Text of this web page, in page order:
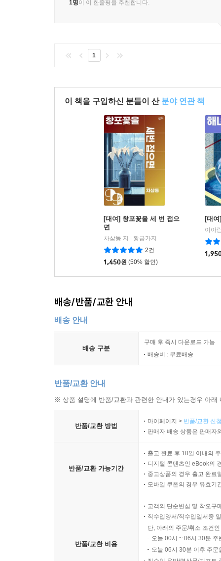
1명이 이 한줄평을 추천합니다.
1
이 책을 구입하신 분들이 산 분야 연관 책
[대여] 창포꽃을 세 번 접으
면
차삼동 저
황금가지
2건
1,450원 (50% 할인)
[대
이아
배송/반품/교환 안내
배송 안내
배송 구분
구매 후 즉시 다운로드 가능
배송비 : 무료배송
반품/교환 안내
※ 상품 설명에 반품/교환과 관련한 안내가 있는경우 아
반품/교환 방법
마이페이지 > 반품/교환 신
판매자 배송 상품은 판매자
반품/교환 가능기간
출고 완료 후 10일 이내의
디지털 콘텐츠인 eBook의
중고상품의 경우 출고 완료
모바일 쿠폰의 경우 유효기
반품/교환 비용
고객의 단순변심 및 착오구
직수입양서/직수입일서중
단, 아래의 주문/취소 조건
오늘 00시 ~ 06시 30분
오늘 06시 30분 이후 주